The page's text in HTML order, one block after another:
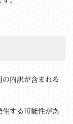
内訳が含まれる
する可能性があ